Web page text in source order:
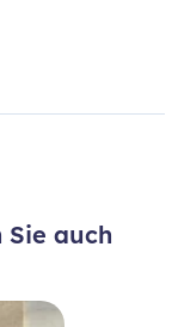
auch